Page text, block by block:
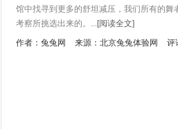
馆中找寻到更多的舒坦减压，我们所有的
考察所挑选出来的。...[阅读全文]
作者：兔兔网
来源：北京兔兔体验网 评